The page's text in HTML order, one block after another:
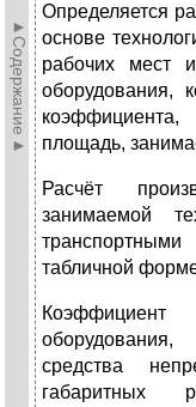
►Содержание►
Определяется
основе
рабочих мест
оборудования,
площадь,
Расчёт
занимаемой
табличной
Коэффициент
средства